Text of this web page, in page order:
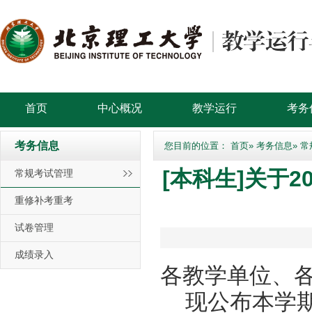
首页 中心概况 教学运行 考务
考务信息
常规考试管理
重修补考重考
试卷管理
成绩录入
您目前的位置： 首页» 考务信息» 常
[本科生]关于
各教学单位、
现公布本学